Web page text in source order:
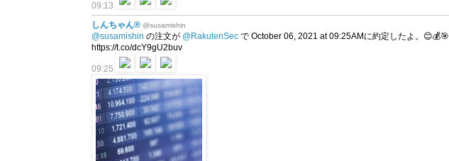
09:13
しんちゃん® @susamishin
@susamishin の注文が @RakutenSec で October 06, 2021 at 09:25AMに約定したよ。😊💰🎯
https://t.co/dcY9gU2buv
09:25